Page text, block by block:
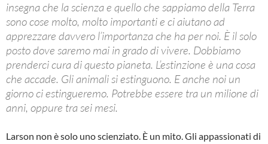
insegna che la scienza e quello che sappiamo della Terra
sono cose molto, molto importanti e ci aiutano ad
apprezzare davvero l’importanza che ha per noi. È il solo
posto dove saremo mai in grado di vivere. Dobbiamo
prenderci cura di questo pianeta. L’estinzione è una cosa
che accade. Gli animali si estinguono. E anche noi un
giorno ci estingueremo. Potrebbe essere tra un milione di
anni, oppure tra sei mesi.
Larson non è solo uno scienziato. È un mito. Gli appassionati di